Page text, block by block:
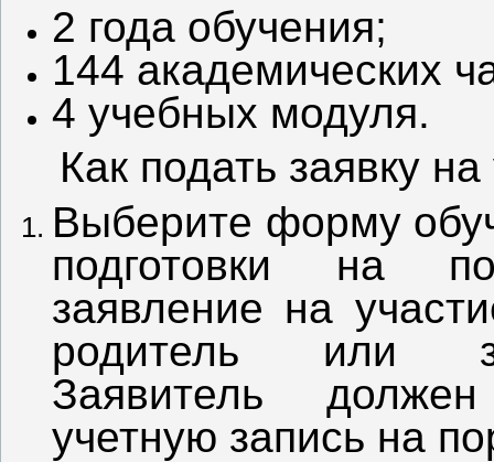
2 года обучения;
144 академических
4 учебных модуля.
Как подать заявку
Выберите форму
подготовки на
заявление на
родитель или
Заявитель
учетную запись на